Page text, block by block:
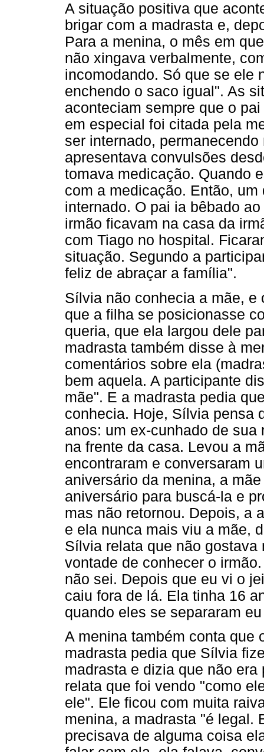
A situação positiva que
brigar com a madrasta e,
Para a menina, o mês em
não xingava verbalmente,
incomodando. Só que se ele
enchendo o saco igual". As
aconteciam sempre que o
em especial foi citada pela
ser internado,
apresentava convulsões
tomava medicação. Quando
com a medicação. Então,
internado. O pai ia bêbado
irmão ficavam na casa da
com Tiago no hospital.
situação. Segundo a
feliz de abraçar a família".
Sílvia não conhecia a mãe, e
que a filha se posicionasse
queria, que ela largou dele
madrasta também disse à
comentários sobre ela
bem aquela. A participante
mãe". E a madrasta pedia
conhecia. Hoje, Sílvia pensa
anos: um ex-cunhado de
na frente da casa. Levou a
encontraram e conversaram
aniversário da menina, a
aniversário para buscá-la e
mas não retornou. Depois, a
e ela nunca mais viu a mãe,
Sílvia relata que não
vontade de conhecer o
não sei. Depois que eu vi o
caiu fora de lá. Ela tinha 16
quando eles se separaram
A menina também conta que
madrasta pedia que Sílvia
madrasta e dizia que não
relata que foi vendo "como
ele". Ele ficou com muita
menina, a madrasta "é legal.
precisava de alguma coisa